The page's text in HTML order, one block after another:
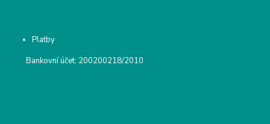
Platby
Bankovní účet: 200200218/2010